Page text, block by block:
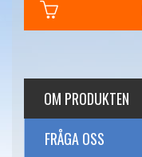
OM PRODUKTEN
FRÅGA OSS